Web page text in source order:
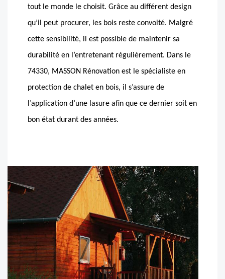
tout le monde le choisit. Grâce au différent design
qu’il peut procurer, les bois reste convoité. Malgré
cette sensibilité, il est possible de maintenir sa
durabilité en l’entretenant régulièrement. Dans le
74330, MASSON Rénovation est le spécialiste en
protection de chalet en bois, il s’assure de
l’application d’une lasure afin que ce dernier soit en
bon état durant des années.